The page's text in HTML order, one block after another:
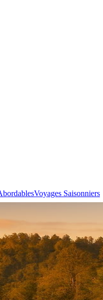
Voyages Saisonniers